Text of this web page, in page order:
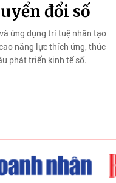
đổi số
ứng dụng trí tuệ nhân tạo
năng lực thích ứng, thúc
phát triển kinh tế số.